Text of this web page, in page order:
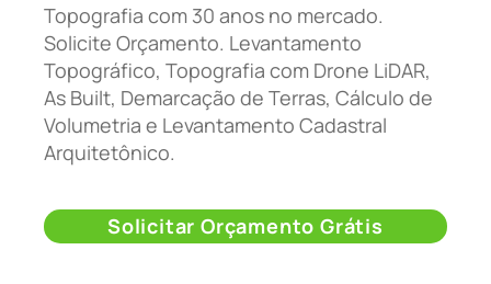
Topografia com 30 anos no mercado.
Solicite Orçamento. Levantamento
Topográfico, Topografia com Drone LiDAR,
As Built, Demarcação de Terras, Cálculo de
Volumetria e Levantamento Cadastral
Arquitetônico.
Solicitar Orçamento Grátis